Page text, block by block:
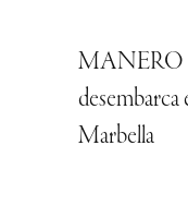
MANERO
desembarca
Marbella